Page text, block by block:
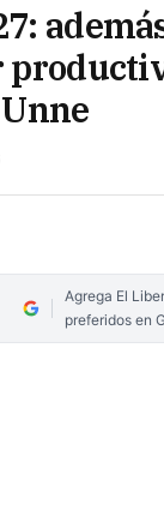
Agrega El
preferidos en